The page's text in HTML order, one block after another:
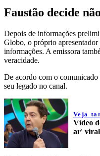
Faustão decide
Depois de informações
Globo, o próprio
informações. A emissora
veracidade.
De acordo com o
seu legado no canal.
Veja
Vídeo
ar'